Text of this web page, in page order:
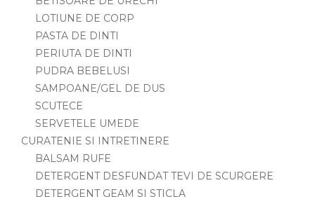
LOTIUNE DE CORP
PASTA DE DINTI
PERIUTA DE DINTI
PUDRA BEBELUSI
SAMPOANE/GEL DE DUS
SCUTECE
SERVETELE UMEDE
CURATENIE SI INTRETINERE
BALSAM RUFE
DETERGENT DESFUNDAT TEVI DE SCURGERE
DETERGENT GEAM SI STICLA